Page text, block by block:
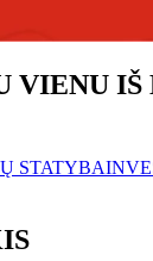
VIENU IŠ
STATYBA